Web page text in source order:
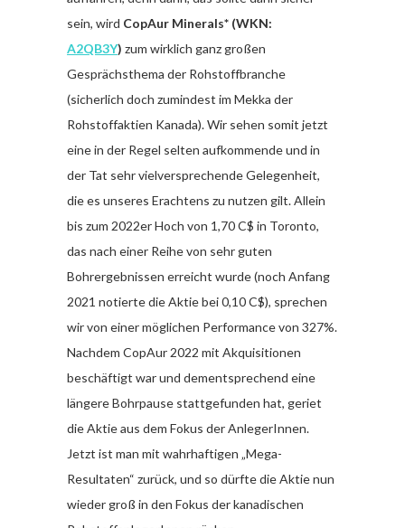
sein, wird CopAur Minerals* (WKN:
A2QB3Y) zum wirklich ganz großen
Gesprächsthema der Rohstoffbranche
(sicherlich doch zumindest im Mekka der
Rohstoffaktien Kanada). Wir sehen somit jetzt
eine in der Regel selten aufkommende und in
der Tat sehr vielversprechende Gelegenheit,
die es unseres Erachtens zu nutzen gilt. Allein
bis zum 2022er Hoch von 1,70 C$ in Toronto,
das nach einer Reihe von sehr guten
Bohrergebnissen erreicht wurde (noch Anfang
2021 notierte die Aktie bei 0,10 C$), sprechen
wir von einer möglichen Performance von 327%.
Nachdem CopAur 2022 mit Akquisitionen
beschäftigt war und dementsprechend eine
längere Bohrpause stattgefunden hat, geriet
die Aktie aus dem Fokus der AnlegerInnen.
Jetzt ist man mit wahrhaftigen „Mega-
Resultaten“ zurück, und so dürfte die Aktie nun
wieder groß in den Fokus der kanadischen